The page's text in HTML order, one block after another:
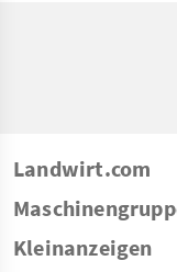
Landwirt.com
Kleinanzeigen